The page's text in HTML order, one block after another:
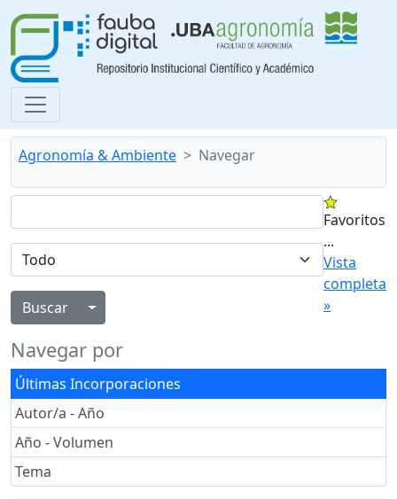
Agronomía & Ambiente Navegar
Alternar menú desplegable
Favoritos
...
Vista
completa
»
Navegar por
Últimas Incorporaciones
Autor/a - Año
Año - Volumen
Tema